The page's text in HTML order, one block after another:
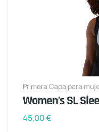
Primera Capa para
Women’s SL
45,00€